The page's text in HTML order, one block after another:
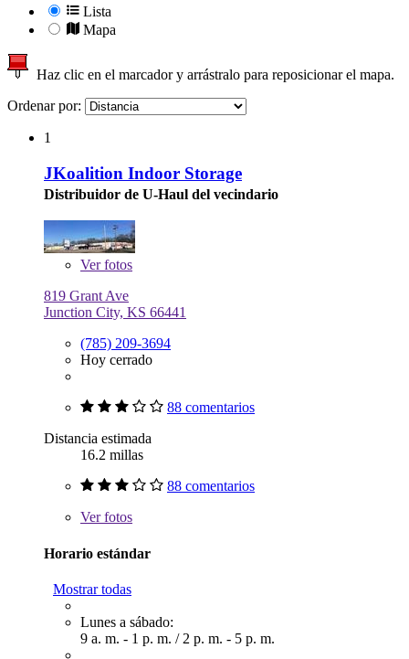
Lista
Mapa
Haz clic en el marcador y arrástralo para reposicionar el mapa.
Ordenar por:
1
JKoalition Indoor Storage
Distribuidor de U-Haul del vecindario
Verfotos
819 Grant Ave
Junction City, KS 66441
(785) 209-3694
Hoy cerrado
88 comentarios
Distancia estimada
16.2 millas
88 comentarios
Verfotos
Horario estándar
Mostrar todas
Lunes a sábado:
9 a. m. - 1 p. m. / 2 p. m. - 5 p. m.